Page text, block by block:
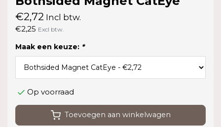
€2,72 Incl btw.
€2,25 Excl btw.
Maak een keuze: *
Op voorraad
Toevoegen aan winkelwagen